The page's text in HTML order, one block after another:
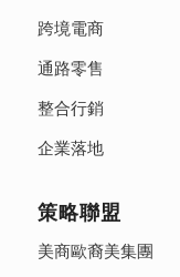
跨境電商
通路零售
整合行銷
企業落地
策略聯盟
美商歐裔美集團